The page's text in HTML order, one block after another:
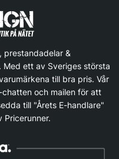
prestandadelar &
ett av Sveriges största
till bra pris. Vår
och mailen för att
till "Årets E-handlare"
Pricerunner.